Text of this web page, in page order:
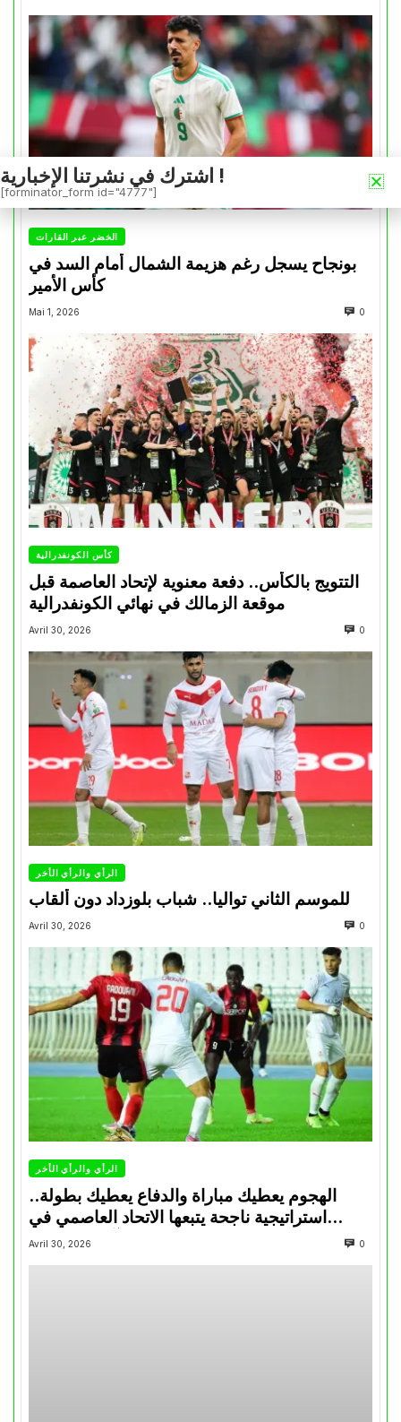
الخضر عبر القارات
بونجاح يسجل رغم هزيمة الشمال أمام السد في
كأس الأمير
Mai 1, 2026 0
كأس الكونفدرالية
التتويج بالكأس.. دفعة معنوية لإتحاد العاصمة قبل
موقعة الزمالك في نهائي الكونفدرالية
Avril 30, 2026 0
الرأي والرأي الأخر
للموسم الثاني تواليا.. شباب بلوزداد دون ألقاب
Avril 30, 2026 0
الرأي والرأي الأخر
الهجوم يعطيك مباراة والدفاع يعطيك بطولة..
استراتيجية ناجحة يتبعها الاتحاد العاصمي في
تتويجاته آخر السنوات
Avril 30, 2026 0
اشترك في نشرتنا الإخبارية !
[forminator_form id="4777"]